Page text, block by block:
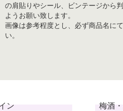
の肩貼りやシール、ビンテージから
ようお願い致します。
画像は参考程度とし、必ず商品名に
い。
ン 梅酒